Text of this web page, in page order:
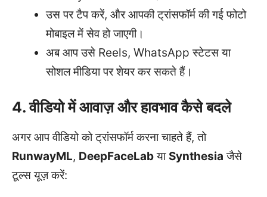
उस पर टैप करें, और आपकी ट्रांसफॉर्म की गई फोटो
मोबाइल में सेव हो जाएगी।
अब आप उसे Reels, WhatsApp स्टेटस या
सोशल मीडिया पर शेयर कर सकते हैं।
4. वीडियो में आवाज़ और हावभाव कैसे बदले
अगर आप वीडियो को ट्रांसफॉर्म करना चाहते हैं, तो
RunwayML, DeepFaceLabया Synthesia जैसे
टूल्स यूज़ करें: